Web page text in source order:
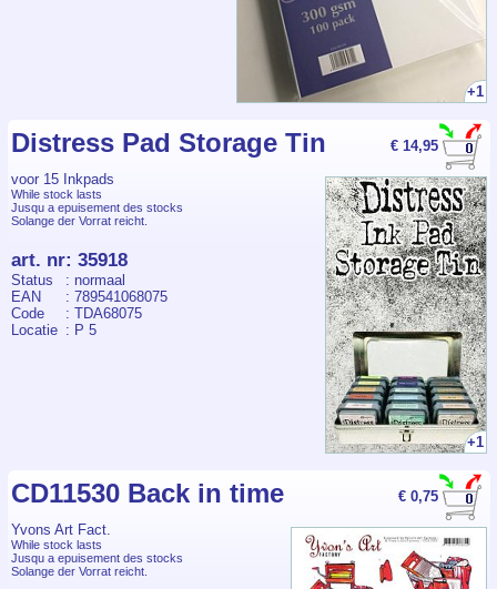
+1
€ 14,95
Distress Pad Storage Tin
voor 15 Inkpads
+1
While stock lasts
Jusqu a epuisement des stocks
Solange der Vorrat reicht.
art. nr: 35918
Status
: normaal
EAN
: 789541068075
Code
: TDA68075
Locatie : P 5
€ 0,75
CD11530 Back in time
Yvons Art Fact.
While stock lasts
Jusqu a epuisement des stocks
Solange der Vorrat reicht.